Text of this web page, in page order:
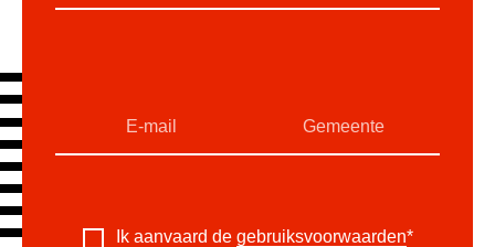
Ik aanvaard de gebruiksvoorwaarden*